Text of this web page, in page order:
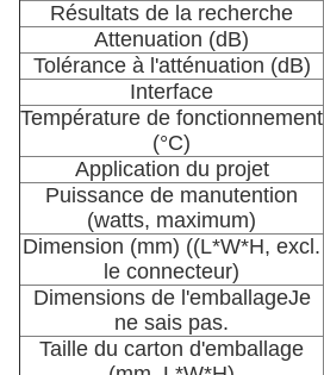
Résultats de la recherche
Attenuation (dB)
Tolérance à l'atténuation (dB)
Interface
Température de fonctionnement
(°C)
Application du projet
Puissance de manutention
(watts, maximum)
Dimension (mm) ((L*W*H, excl.
le connecteur)
Dimensions de l'emballageJe
ne sais pas.
Taille du carton d'emballage